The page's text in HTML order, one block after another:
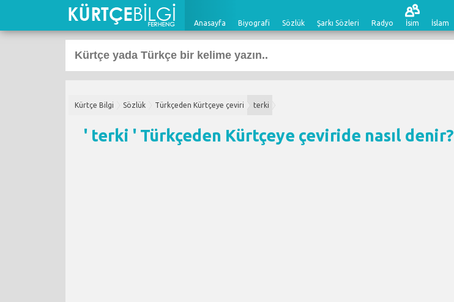
Anasayfa Biyografi Sözlük Şarkı Sözleri Radyo İsim İslam
Kürtçe Bilgi Sözlük Türkçeden Kürtçeye çeviri terki
' terki ' Türkçeden Kürtçeye çeviride nasıl denir?